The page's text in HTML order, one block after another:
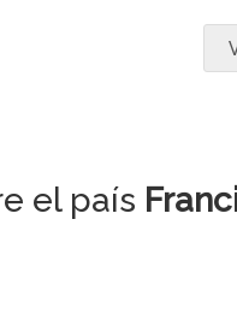
el país